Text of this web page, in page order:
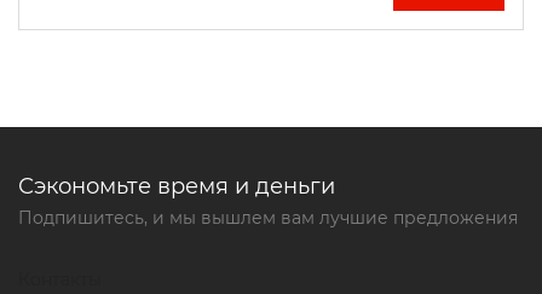
Сэкономьте время и деньги
Подпишитесь, и мы вышлем вам лучшие предложения